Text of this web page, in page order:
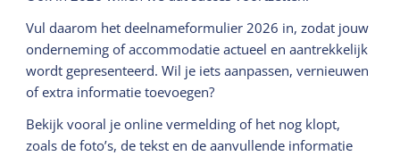
Vul daarom het deelnameformulier 2026 in, zodat jouw
onderneming of accommodatie actueel en aantrekkelijk
wordt gepresenteerd. Wil je iets aanpassen, vernieuwen
of extra informatie toevoegen?
Bekijk vooral je online vermelding of het nog klopt,
zoals de foto’s, de tekst en de aanvullende informatie